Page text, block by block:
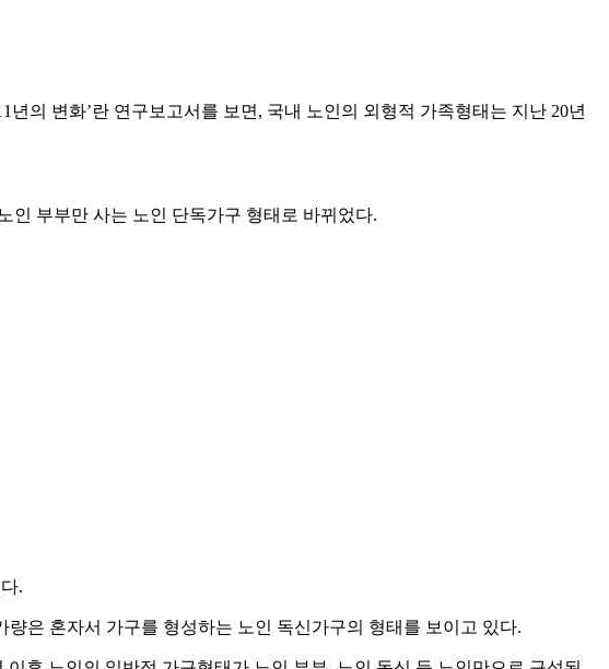
의 변화’란 연구보고서를 보면, 국내 노인의 외형적 가족형태는 지난 20년
인 부부만 사는 노인 단독가구 형태로 바뀌었다.
.
량은 혼자서 가구를 형성하는 노인 독신가구의 형태를 보이고 있다.